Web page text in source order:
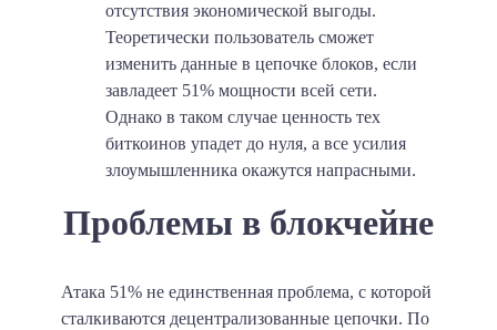
отсутствия экономической выгоды.
Теоретически пользователь сможет
изменить данные в цепочке блоков, если
завладеет 51% мощности всей сети.
Однако в таком случае ценность тех
биткоинов упадет до нуля, а все усилия
злоумышленника окажутся напрасными.
Проблемы в блокчейне
Атака 51% не единственная проблема, с которой
сталкиваются децентрализованные цепочки. По